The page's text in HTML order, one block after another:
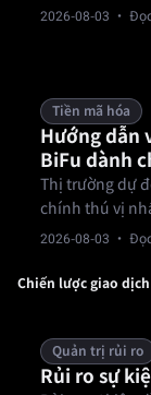
hàng hóa, tín
2026-08-03 ·
Tiền mã hóa
Hướng dẫn
BiFu dành
Thị trường dự
chính thú vị
dịch mua và
trí.
2026-08-03 ·
Chiến lược giao dịch
Quản trị rủi ro
Rủi ro sự